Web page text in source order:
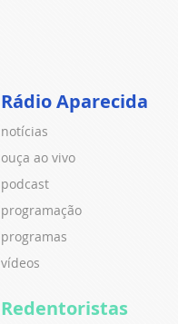
Rádio Aparecida
notícias
ouça ao vivo
podcast
programação
programas
vídeos
Redentoristas